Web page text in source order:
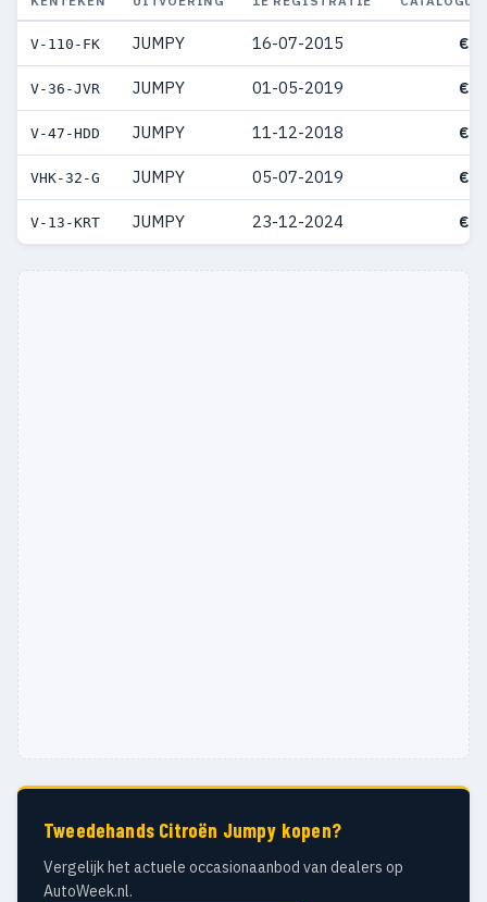
V-110-FK JUMPY 16-07-2015 €
V-36-JVR JUMPY 01-05-2019 €
V-47-HDD JUMPY 11-12-2018 €
VHK-32-G JUMPY 05-07-2019 €
V-13-KRT JUMPY 23-12-2024 €
Tweedehands Citroën Jumpy kopen?
Vergelijk het actuele occasionaanbod van dealers op
AutoWeek.nl.